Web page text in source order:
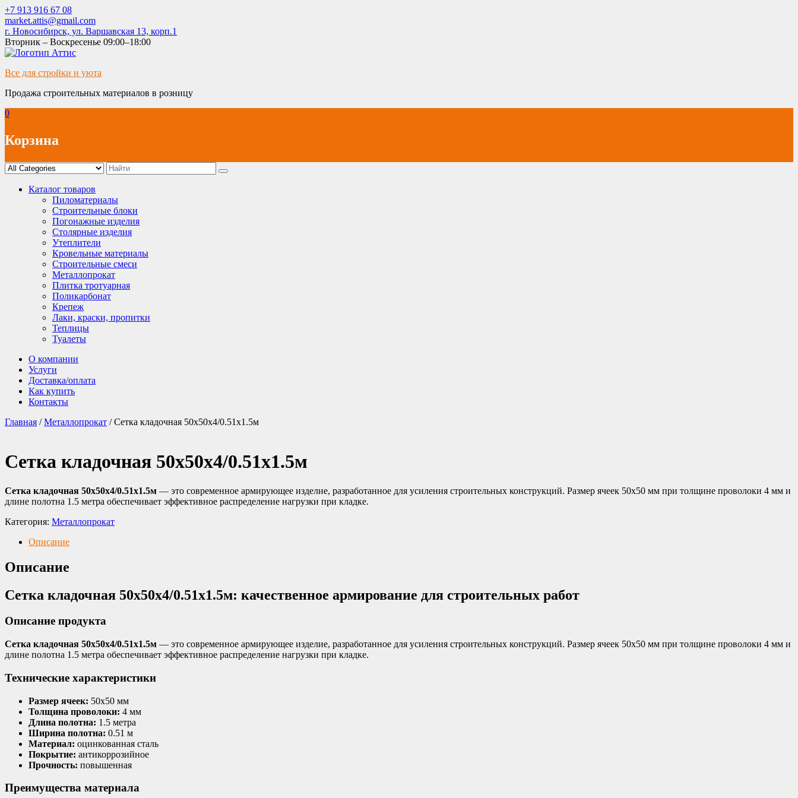
Skip
to
content
+7 913 916 67 08
market.attis@gmail.com
г. Новосибирск, ул. Варшавская 13, корп.1
Вторник – Воскресенье 09:00–18:00
Все для стройки и уюта
Продажа строительных материалов в розницу
0
Корзина
Каталог товаров
Пиломатериалы
Строительные блоки
Погонажные изделия
Столярные изделия
Утеплители
Кровельные материалы
Строительные смеси
Металлопрокат
Плитка тротуарная
Поликарбонат
Крепеж
Лаки, краски, пропитки
Теплицы
Туалеты
О компании
Услуги
Доставка/оплата
Как купить
Контакты
Главная /Металлопрокат / Сетка кладочная 50х50х4/0.51х1.5м
Сетка кладочная 50х50х4/0.51х1.5м
Сетка кладочная 50х50х4/0.51х1.5м — это современное армирующее изделие, разработанное для усиления строительных конструкций. Размер ячеек 50х50 мм при толщине проволоки 4 мм и
длине полотна 1.5 метра обеспечивает эффективное распределение нагрузки при кладке.
Категория: Металлопрокат
Описание
Описание
Сетка кладочная 50х50х4/0.51х1.5м: качественное армирование для строительных работ
Описание продукта
Сетка кладочная 50х50х4/0.51х1.5м — это современное армирующее изделие, разработанное для усиления строительных конструкций. Размер ячеек 50х50 мм при толщине проволоки 4 мм и
длине полотна 1.5 метра обеспечивает эффективное распределение нагрузки при кладке.
Технические характеристики
Размер ячеек: 50х50 мм
Толщина проволоки: 4 мм
Длина полотна: 1.5 метра
Ширина полотна: 0.51 м
Материал: оцинкованная сталь
Покрытие: антикоррозийное
Прочность: повышенная
Преимущества материала